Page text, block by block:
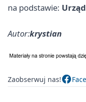
na podstawie:
Autor:krystian
Zaobserwuj nas!